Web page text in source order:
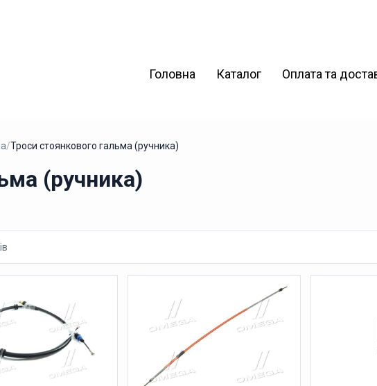
Головна Каталог Оплата та
/Троси стоянкового гальма (ручника)
(ручника)